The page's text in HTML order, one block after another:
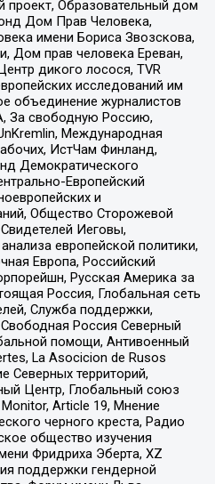
проект, Образовательный дом
Дом Прав Человека,
имени Бориса Звозскова,
Дом прав человека Ереван,
дикого лосося, TVR
исследований им
объединение журналистов
За свободную Россию,
Международная
ИстЧам Финланд,
Демократического
Европейский
и
Общество Сторожевой
Иеговы,
европейской политики,
Европа, Российский
Русская Америка за
Россия, Глобальная сеть
Служба поддержки,
Россия Северный
помощи, Антивоенный
La Asocicion de Rusos
Северных территорий,
Центр, Глобальный союз
Article 19, Мнение
черного креста, Радио
общество изучения
Фридриха Эберта, XZ
поддержки гендерной